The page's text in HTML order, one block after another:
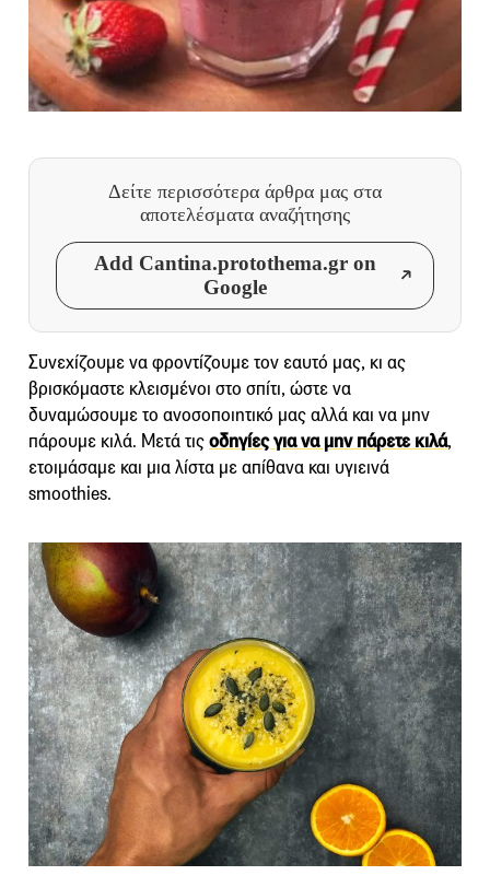
Δείτε περισσότερα άρθρα μας στα
αποτελέσματα αναζήτησης
Add Cantina.protothema.gr on
Google
Συνεχίζουμε να φροντίζουμε τον εαυτό μας, κι ας
βρισκόμαστε κλεισμένοι στο σπίτι, ώστε να
δυναμώσουμε το ανοσοποιητικό μας αλλά και να μην
πάρουμε κιλά. Μετά τιςοδηγίες για να μην πάρετε κιλά,
ετοιμάσαμε και μια λίστα με απίθανα και υγιεινά
smoothies.